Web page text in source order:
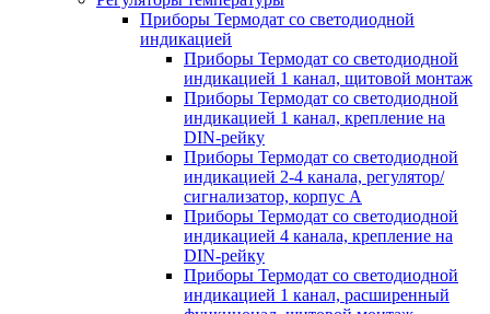
Приборы Термодат со светодиодной
индикацией
Приборы Термодат со светодиодной
индикацией 1 канал, щитовой монтаж
Приборы Термодат со светодиодной
индикацией 1 канал, крепление на
DIN-рейку
Приборы Термодат со светодиодной
индикацией 2-4 канала, регулятор/
сигнализатор, корпус А
Приборы Термодат со светодиодной
индикацией 4 канала, крепление на
DIN-рейку
Приборы Термодат со светодиодной
индикацией 1 канал, расширенный